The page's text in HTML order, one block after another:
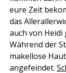
eure Zeit
das
auch von Heidi
Während der
makellose
angefeindet.